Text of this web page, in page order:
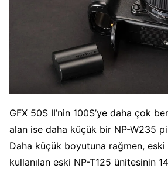
GFX 50S II’nin 100S’ye daha çok
alan ise daha küçük bir NP-W235
Daha küçük boyutuna rağmen, eski
kullanılan eski NP-T125 ünitesinin